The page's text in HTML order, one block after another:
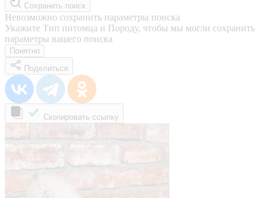
Сохранить поиск
Невозможно сохранить параметры поиска
Укажите Тип питомца и Породу, чтобы мы могли сохранить
параметры вашего поиска
Понятно
Поделиться
Скопировать ссылку